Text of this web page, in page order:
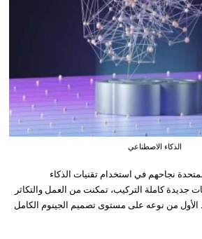
الذكاء الاصطناعي
نجاحهم في استخدام تقنيات الذكاء
جديدة كاملة التركيب، تمكنت من العمل والتكاثر
الأول من نوعه على مستوى تصميم الجينوم الكامل